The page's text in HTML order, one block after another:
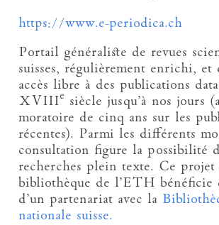
https://www.e-periodica.ch
Portail généraliste de revues
suisses, régulièrement enrichi, et
accès libre à des publications
XVIIIe siècle jusqu’à nos jours
moratoire de cinq ans sur les
récentes). Parmi les différents
consultation figure la possibilité
recherches plein texte. Ce projet
bibliothèque de l’ETH bénéficie
d’un partenariat avec la
nationale suisse.